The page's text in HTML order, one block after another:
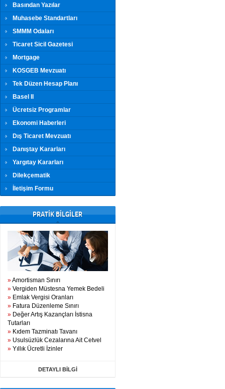
Basından Yazılar
Muhasebe Standartları
SMMM Odaları
Ticaret Sicil Gazetesi
Mortgage
KOSGEB Mevzuatı
Tek Düzen Hesap Planı
Basel II
Ücretsiz Programlar
Ekonomi Haberleri
Dış Ticaret Mevzuatı
Danıştay Kararları
Yargıtay Kararları
Dilekçematik
İletişim Formu
PRATİK BİLGİLER
»Amortisman Sınırı
» Vergiden Müstesna Yemek Bedeli
» Emlak Vergisi Oranları
» Fatura Düzenleme Sınırı
» Değer Artış Kazançları İstisna
Tutarları
» Kıdem Tazminatı Tavanı
» Usulsüzlük Cezalarına Ait Cetvel
» Yıllık Ücretli İzinler
DETAYLI BİLGİ